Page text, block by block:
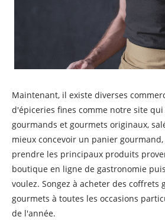
Maintenant, il existe diverses
d'épiceries fines comme notre site
gourmands et gourmets originaux,
mieux concevoir un panier
prendre les principaux produits
boutique en ligne de gastronomie
voulez. Songez à acheter des coffrets
gourmets à toutes les occasions
de l'année.